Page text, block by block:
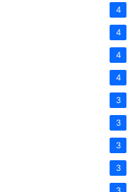
4
4
4
4
3
3
3
3